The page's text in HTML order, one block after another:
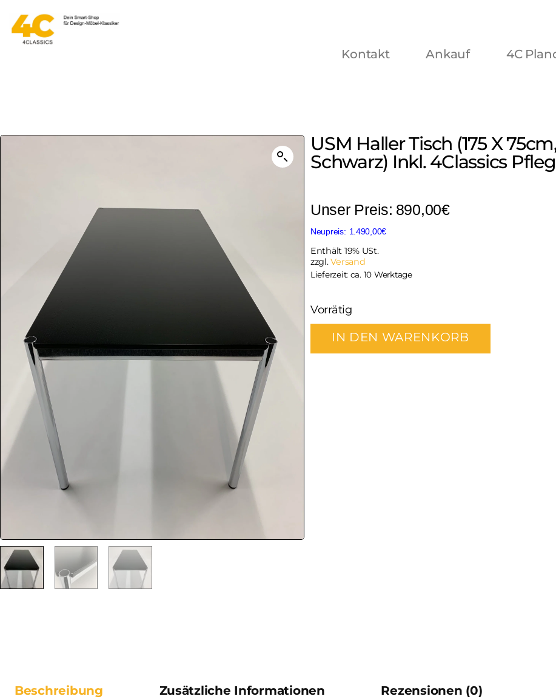
Kontakt Ankauf 4C
USM Haller Tisch (175 X
Schwarz) Inkl. 4Classics
890,00€
1.490,00€
Enthält 19% USt.
zzgl.Versand
Lieferzeit: ca. 10 Werktage
Vorrätig
IN DEN WARENKORB
Beschreibung Zusätzliche Informationen Rezensionen (0)